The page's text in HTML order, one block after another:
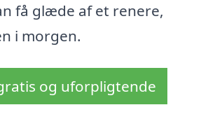
få glæde af et renere,
i morgen.
og uforpligtende